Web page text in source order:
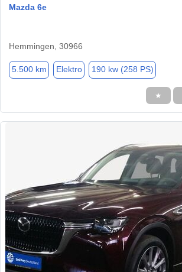
Mazda 6e
Hemmingen, 30966
5.500 km Elektro 190 kw (258 PS)
★